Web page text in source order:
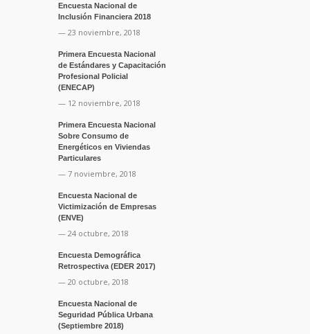
Encuesta Nacional de
Inclusión Financiera 2018
— 23 noviembre, 2018
Primera Encuesta Nacional
de Estándares y Capacitación
Profesional Policial
(ENECAP)
— 12 noviembre, 2018
Primera Encuesta Nacional
Sobre Consumo de
Energéticos en Viviendas
Particulares
— 7 noviembre, 2018
Encuesta Nacional de
Victimización de Empresas
(ENVE)
— 24 octubre, 2018
Encuesta Demográfica
Retrospectiva (EDER 2017)
— 20 octubre, 2018
Encuesta Nacional de
Seguridad Pública Urbana
(Septiembre 2018)